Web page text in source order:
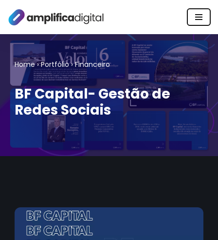
Pular
para
conteúdo
Home›Portfólio›Financeiro
BF Capital- Gestão de
Redes Sociais